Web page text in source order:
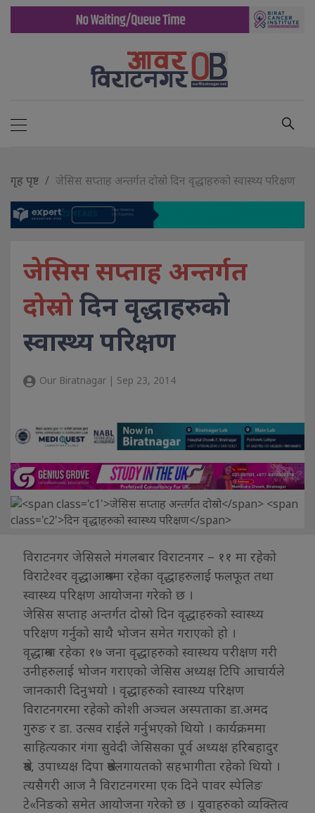
गृह पृष्ट जेसिस सप्ताह अन्तर्गत दोस्रो दिन वृद्धाहरुको स्वास्थ्य परिक्षण
जेसिस सप्ताह अन्तर्गत
दोस्रोदिन वृद्धाहरुको
स्वास्थ्य परिक्षण
Our Biratnagar | Sep 23, 2014
विराटनगर जेसिसले मंगलबार विराटनगर – ११ मा रहेको
विराटेश्वर वृद्धाआश्रममा रहेका वृद्धाहरुलाई फलफूत तथा
स्वास्थ्य परिक्षण आयोजना गरेको छ ।
जेसिस सप्ताह अन्तर्गत दोस्रो दिन वृद्धाहरुको स्वास्थ्य
परिक्षण गर्नुको साथै भोजन समेत गराएको हो ।
वृद्धाश्रमा रहेका १७ जना वृद्धाहरुको स्वास्थय परीक्षण गरी
उनीहरुलाई भोजन गराएको जेसिस अध्यक्ष टिपि आचार्यले
जानकारी दिनुभयो । वृद्धाहरुको स्वास्थ्य परिक्षण
विराटनगरमा रहेको कोशी अञ्चल अस्पताका डा.अमद
गुरुङ र डा. उत्सव राईले गर्नुभएको थियो । कार्यक्रममा
साहित्यकार गंगा सुवेदी जेसिसका पूर्व अध्यक्ष हरिबहादुर
श्रेष्ठ, उपाध्यक्ष दिपा श्रेष्ठलगायतको सहभागीता रहेको थियो ।
त्यसैगरी आज नै विराटनगरमा एक दिने पावर स्पेलिङ
टे«निङको समेत आयोजना गरेको छ । यूवाहरुको व्यक्तित्व